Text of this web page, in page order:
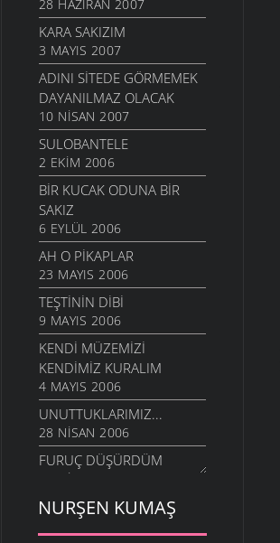
28 HAZIRAN 2007
KARA SAKIZIM
3 MAYIS 2007
ADINI SITEDE GÖRMEMEK
DAYANILMAZ OLACAK
10 NISAN 2007
SULOBANTELE
2 EKIM 2006
BIR KUCAK ODUNA BIR
SAKIZ
6 EYLÜL 2006
AH O PIKAPLAR
23 MAYIS 2006
TEŞTININ DIBI
9 MAYIS 2006
KENDI MÜZEMIZI
KENDIMIZ KURALIM
4 MAYIS 2006
UNUTTUKLARIMIZ...
28 NISAN 2006
FURUÇ DÜŞÜRDÜM
13 NISAN 2006
NURŞEN KUMAŞ